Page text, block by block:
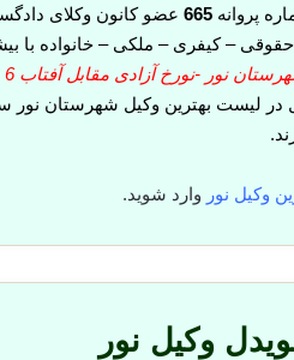
پروانه 665 عضو کانون وکلای
– کیفری – ملکی – خانواده با
نور -نورخ آزادی مقابل آفتاب 6 مجتمع پانیز
در لیست بهترین وکیل شهرستان
وکیل نور وارد شوید.
وکیل نور